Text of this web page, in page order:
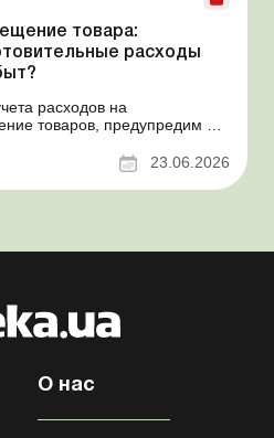
товара:
расходы
расходов на
товаров, предупредим о
Проблемные расходы:
практика Казалось бы, в
быть не может. Но, как
23.06.2026
О нас